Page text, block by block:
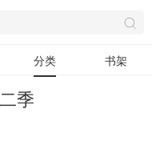
分类 书架
季